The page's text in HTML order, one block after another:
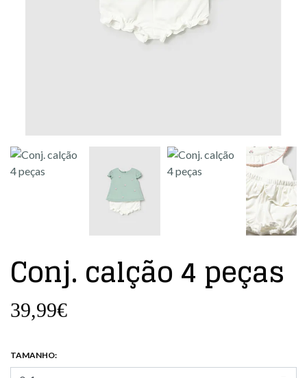
Conj. calção 4 peças
39,99€
TAMANHO: